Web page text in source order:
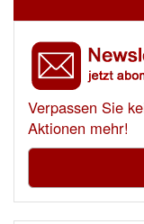
Verpassen Sie
Aktionen mehr!